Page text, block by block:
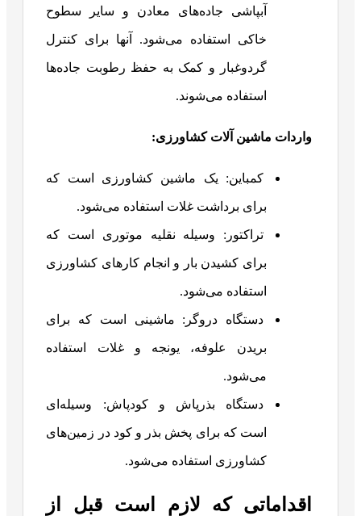
آبپاشی جاده‌های معادن و سایر سطوح
خاکی استفاده می‌شود. آنها برای کنترل
گردوغبار و کمک به حفظ رطوبت جاده‌ها
استفاده می‌شوند.
واردات ماشین آلات کشاورزی:
کمباین: یک ماشین کشاورزی است که
برای برداشت غلات استفاده می‌شود.
تراکتور: وسیله نقلیه موتوری است که
برای کشیدن بار و انجام کارهای کشاورزی
استفاده می‌شود.
دستگاه دروگر: ماشینی است که برای
بریدن علوفه، یونجه و غلات استفاده
می‌شود.
دستگاه بذرپاش و کودپاش: وسیله‌ای
است که برای پخش بذر و کود در زمین‌های
کشاورزی استفاده می‌شود.
اقداماتی که لازم است قبل از